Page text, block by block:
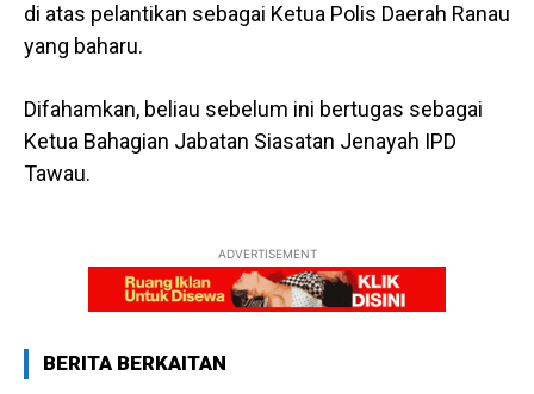
di atas pelantikan sebagai Ketua Polis Daerah Ranau
yang baharu.
Difahamkan, beliau sebelum ini bertugas sebagai
Ketua Bahagian Jabatan Siasatan Jenayah IPD
Tawau.
ADVERTISEMENT
BERITA BERKAITAN